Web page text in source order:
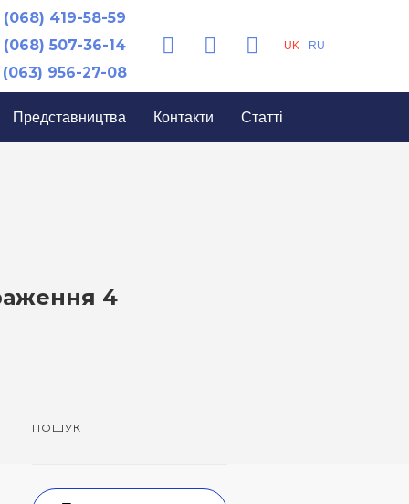
(068) 419-58-59
(068) 507-36-14
(063) 956-27-08
UK RU
Представництва Контакти Статті
4
ПОШУК